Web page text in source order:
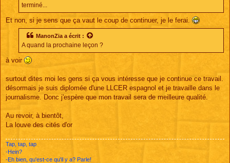
terminé...
Et non, si je sens que ça vaut le coup de continuer, je le ferai.
ManonZia a écrit :
A quand la prochaine leçon ?
à voir
surtout dites moi les gens si ça vous intéresse que je continue ce travail.
désormais je suis diplomée d'une LLCER espagnol et je travaille dans le
journalisme. Donc j'espère que mon travail sera de meilleure qualité.
Au revoir, à bientôt,
La louve des cités d'or
Tap, tap, tap
-Hein?
-Eh bien, qu'est-ce qu'il y a? Parle!